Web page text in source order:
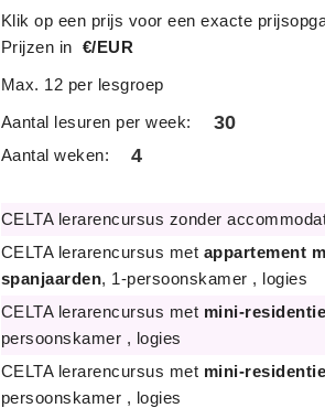
Klik op een prijs voor een exacte
Prijzen in €/EUR
Max. 12 per lesgroep
Aantal lesuren per week:
30
Aantal weken: 4
CELTA lerarencursus zonder
CELTA lerarencursus met appartement
spanjaarden, 1-persoonskamer , logies
CELTA lerarencursus met mini-residentie
persoonskamer , logies
CELTA lerarencursus met mini-residentie
persoonskamer , logies